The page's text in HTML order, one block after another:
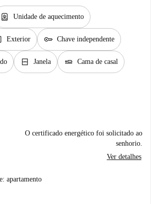
water_heater Unidade de aquecimento
Exterior key Chave independente
window_closed Janela airline_seat_flat Cama de casal
O certificado energético foi solicitado ao
senhorio.
Ver detalhes
apartamento